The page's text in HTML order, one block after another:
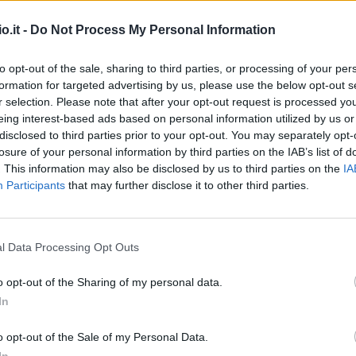
- Do Not Process My Personal Information
opt-out of the sale, sharing to third parties, or processing of your
for targeted advertising by us, please use the below opt-out
selection. Please note that after your opt-out request is processed
interest-based ads based on personal information utilized by us
to third parties prior to your opt-out. You may separately
of your personal information by third parties on the IAB’s list of
This information may also be disclosed by us to third parties on the
Participants that may further disclose it to other third parties.
Data Processing Opt Outs
opt-out of the Sharing of my personal data.
opt-out of the Sale of my Personal Data.
al Genoa
la settimana dell'ultima di campionato è stata
tutti sapevano che Genoa-Milan
al Ferraris. Da sportivo ero un po'
se non contava nulla. Ringrazio tutto il
mi hanno scritto anche da Bergamo".
un po' di tempo tra Belgio e Francia, ma 6
si cancellano. Vedremo dove vivrò a fine
i miei figli sono nati in Italia e mia moglie sta
in Turchia. Ne parleremo solo dopo
bene qui, ha tanti amici. Ma io voglio
sono i prossimi Europei e magari di nuovo la